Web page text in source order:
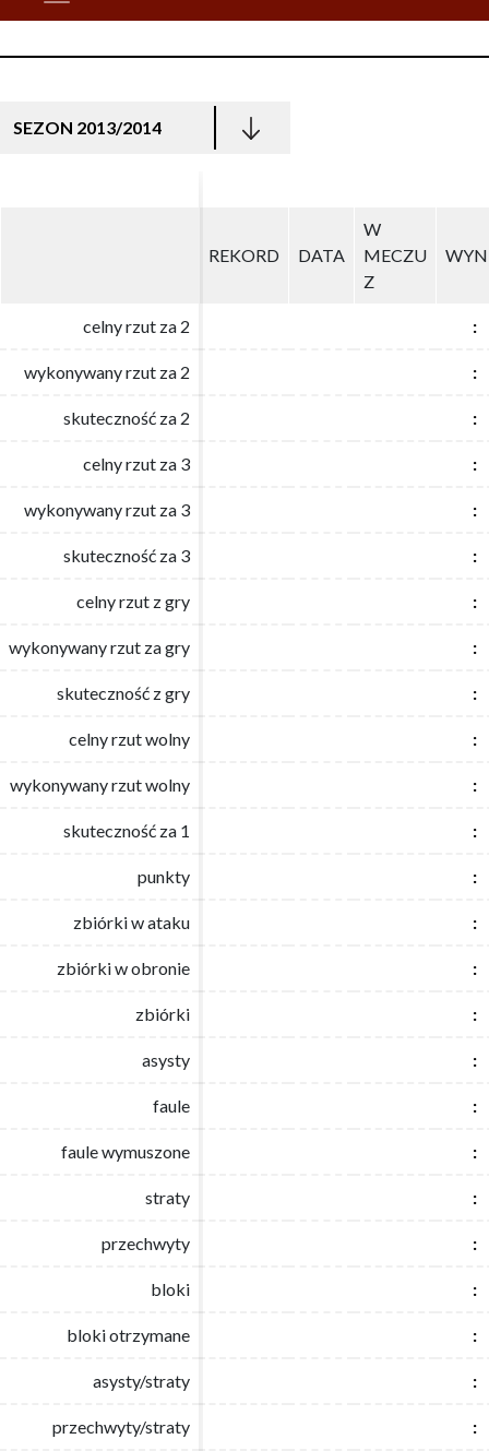
SEZON 2013/2014
REKORD DATA
W
MECZU
Z
celny rzut za 2 :
wykonywany rzut za 2 :
skuteczność za 2 :
celny rzut za 3 :
wykonywany rzut za 3 :
skuteczność za 3 :
celny rzut z gry :
wykonywany rzut za gry :
skuteczność z gry :
celny rzut wolny :
wykonywany rzut wolny :
skuteczność za 1 :
punkty :
zbiórki w ataku :
zbiórki w obronie :
zbiórki :
asysty :
faule :
faule wymuszone :
straty :
przechwyty :
bloki :
bloki otrzymane :
asysty/straty :
przechwyty/straty :
REKORD DATA
W
MECZU
Z
celny rzut za 2 :
wykonywany rzut za 2 :
skuteczność za 2 :
celny rzut za 3 :
wykonywany rzut za 3 :
skuteczność za 3 :
celny rzut z gry :
wykonywany rzut za gry :
skuteczność z gry :
celny rzut wolny :
wykonywany rzut wolny :
skuteczność za 1 :
punkty :
zbiórki w ataku :
zbiórki w obronie :
zbiórki :
asysty :
faule :
faule wymuszone :
straty :
przechwyty :
bloki :
bloki otrzymane :
asysty/straty :
przechwyty/straty :